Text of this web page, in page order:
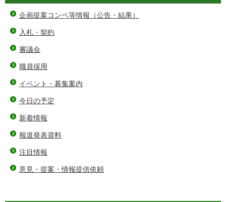
企画提案コンペ等情報（公告・結果）
入札・契約
審議会
職員採用
イベント・募集案内
今日の予定
新着情報
報道発表資料
注目情報
意見・提案・情報提供依頼